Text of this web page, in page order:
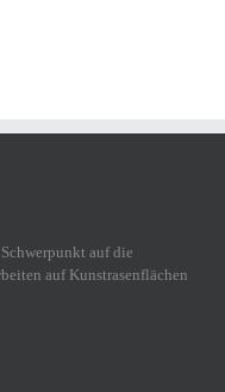
auf die
auf Kunstrasenflächen